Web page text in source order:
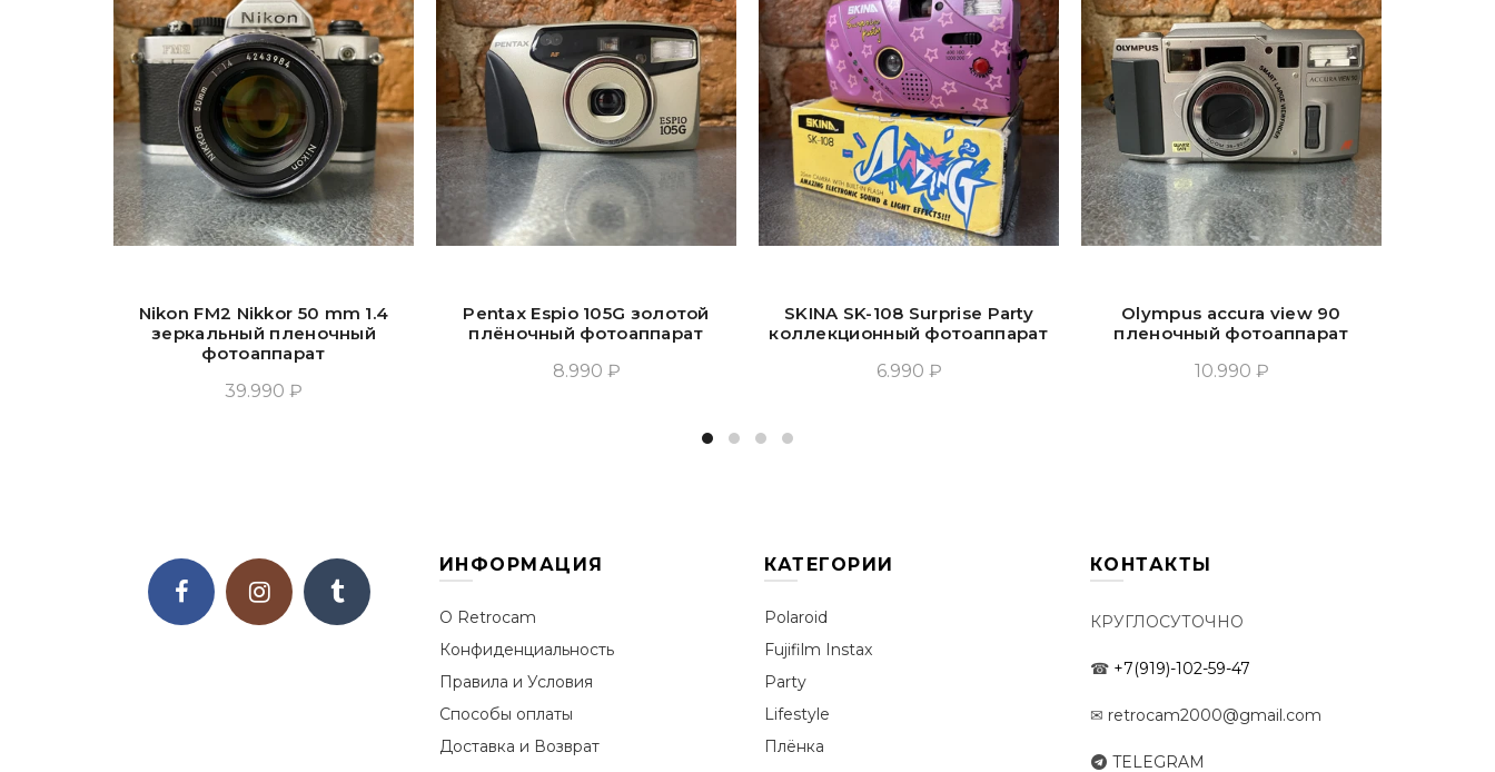
Nikon FM2 Nikkor 50 mm 1.4
зеркальный пленочный
фотоаппарат
39.990 ₽
Pentax Espio 105G золотой
плёночный фотоаппарат
8.990 ₽
SKINA SK-108 Surprise Party
коллекционный фотоаппарат
6.990 ₽
Olympus accura view 90
пленочный фотоаппарат
10.990 ₽
ИНФОРМАЦИЯ
О Retrocam
Конфиденциальность
Правила и Условия
Способы оплаты
Доставка и Возврат
КАТЕГОРИИ
Polaroid
Fujifilm Instax
Party
Lifestyle
Плёнка
КОНТАКТЫ
КРУГЛОСУТОЧНО
☎ +7(919)-102-59-47
✉ retrocam2000@gmail.com
TELEGRAM